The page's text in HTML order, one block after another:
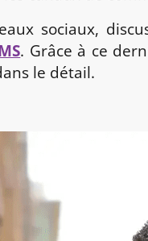
sociaux,
. Grâce à ce
le détail.